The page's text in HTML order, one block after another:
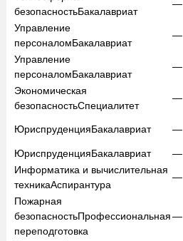
безопасностьБакалавриат
—
Управление
персоналомБакалавриат
—
Управление
персоналомБакалавриат
—
Экономическая
безопасностьСпециалитет
—
ЮриспруденцияБакалавриат —
ЮриспруденцияБакалавриат —
Информатика и вычислительная
техникаАспирантура
—
Пожарная
безопасностьПрофессиональная
переподготовка
—